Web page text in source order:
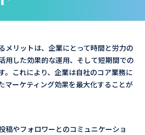
メリットは、企業にとって時間と労力の
用した効果的な運用、そして短期間での
。これにより、企業は自社のコア業務に
マーケティング効果を最大化することが
稿やフォロワーとのコミュニケーショ